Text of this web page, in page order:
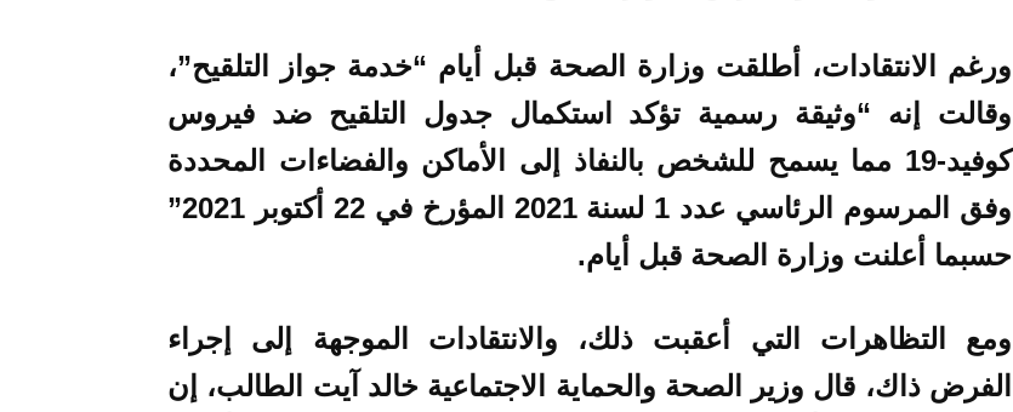
ورغم الانتقادات، أطلقت وزارة الصحة قبل أيام “خدمة جواز التلقيح”،
وقالت إنه “وثيقة رسمية تؤكد استكمال جدول التلقيح ضد فيروس
كوفيد-19 مما يسمح للشخص بالنفاذ إلى الأماكن والفضاءات المحددة
وفق المرسوم الرئاسي عدد 1 لسنة 2021 المؤرخ في 22 أكتوبر 2021”
حسبما أعلنت وزارة الصحة قبل أيام.
ومع التظاهرات التي أعقبت ذلك، والانتقادات الموجهة إلى إجراء
الفرض ذاك، قال وزير الصحة والحماية الاجتماعية خالد آيت الطالب، إن